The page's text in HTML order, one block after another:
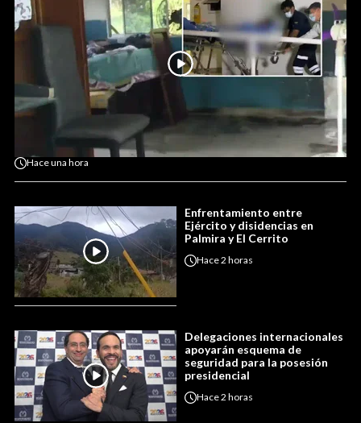
Haceuna hora
Enfrentamiento entre
Ejército y disidencias en
Palmira y El Cerrito
Hace2 horas
Delegaciones internacionales
apoyarán esquema de
seguridad para la posesión
presidencial
Hace2 horas